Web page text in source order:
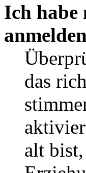
Ich habe
das
alt